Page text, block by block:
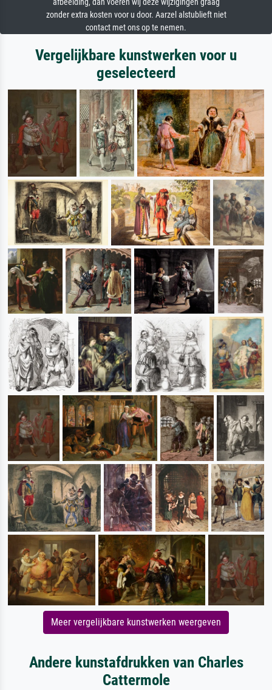
zonder extra kosten voor u door. Aarzel alstublieft niet
contact met ons op te nemen.
Vergelijkbare kunstwerken voor u
geselecteerd
Meer vergelijkbare kunstwerken weergeven
Andere kunstafdrukken van Charles
Cattermole